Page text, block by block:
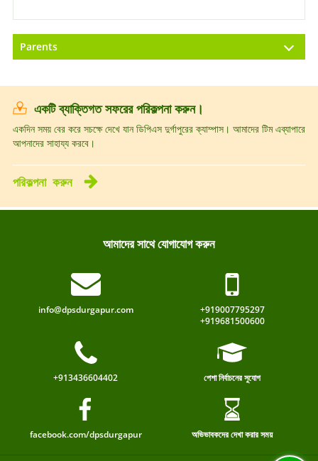
Parents
একটি ব্যাক্তিগত সফরের পরিকল্পনা করুন।
একদিন সময় বের করে সচক্ষে দেখে যান ডিপিএস দুর্গাপুরের ক্যাম্পাস। আমাদের টিম এব্যাপারে
আপনাদের সাহায্য করবে।
পরিকল্পনা করুন
আমাদের সাথে যোগাযোগ করুন
info@dpsdurgapur.com
+919007795297
+919681500600
+913436604402 পেশা নির্বাচনের সুযোগ
facebook.com/dpsdurgapur অভিভাবকদের দেখা করার সময়